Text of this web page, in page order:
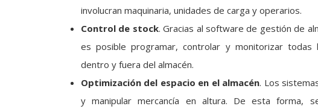
involucran maquinaria, unidades de carga y operarios.
Control de stock. Gracias al software de gestión de
es posible programar, controlar y monitorizar todas
dentro y fuera del almacén.
Optimización del espacio en el almacén. Los
y manipular mercancía en altura. De esta forma,